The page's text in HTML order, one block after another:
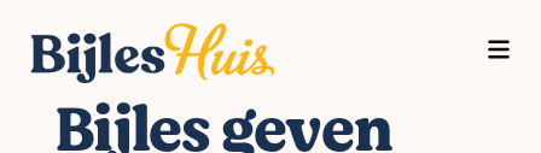
Bijles geven